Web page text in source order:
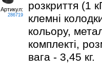
Артикул:
286719
розкриття (1
клемні
кольору,
комплекті,
вага - 3,45 кг.